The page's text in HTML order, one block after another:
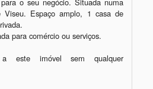
Viseu. Espaço amplo, 1 casa de
para comércio ou serviços.
este imóvel sem qualquer